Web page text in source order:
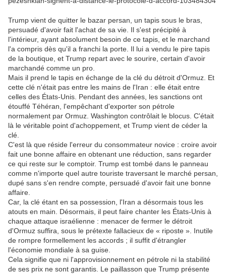
Trump vient de quitter le bazar persan, un tapis sous le bras,
persuadé d'avoir fait l'achat de sa vie. Il s'est précipité à
l'intérieur, ayant absolument besoin de ce tapis, et le marchand
l'a compris dès qu'il a franchi la porte. Il lui a vendu le pire tapis
de la boutique, et Trump repart avec le sourire, certain d'avoir
marchandé comme un pro.
Mais il prend le tapis en échange de la clé du détroit d'Ormuz. Et
cette clé n'était pas entre les mains de l'Iran : elle était entre
celles des États-Unis. Pendant des années, les sanctions ont
étouffé Téhéran, l'empêchant d'exporter son pétrole
normalement par Ormuz. Washington contrôlait le blocus. C'était
là le véritable point d'achoppement, et Trump vient de céder la
clé.
C'est là que réside l'erreur du consommateur novice : croire avoir
fait une bonne affaire en obtenant une réduction, sans regarder
ce qui reste sur le comptoir. Trump est tombé dans le panneau
comme n'importe quel autre touriste traversant le marché persan,
dupé sans s'en rendre compte, persuadé d'avoir fait une bonne
affaire.
Car, la clé étant en sa possession, l'Iran a désormais tous les
atouts en main.
Désormais, il peut faire chanter les États-Unis à
chaque attaque israélienne : menacer de fermer le détroit
d'Ormuz suffira, sous le prétexte fallacieux de « riposte ». Inutile
de rompre formellement les accords ; il suffit d'étrangler
l'économie mondiale à sa guise.
Cela signifie que ni l'approvisionnement en pétrole ni la stabilité
de ses prix ne sont garantis. Le paillasson que Trump présente